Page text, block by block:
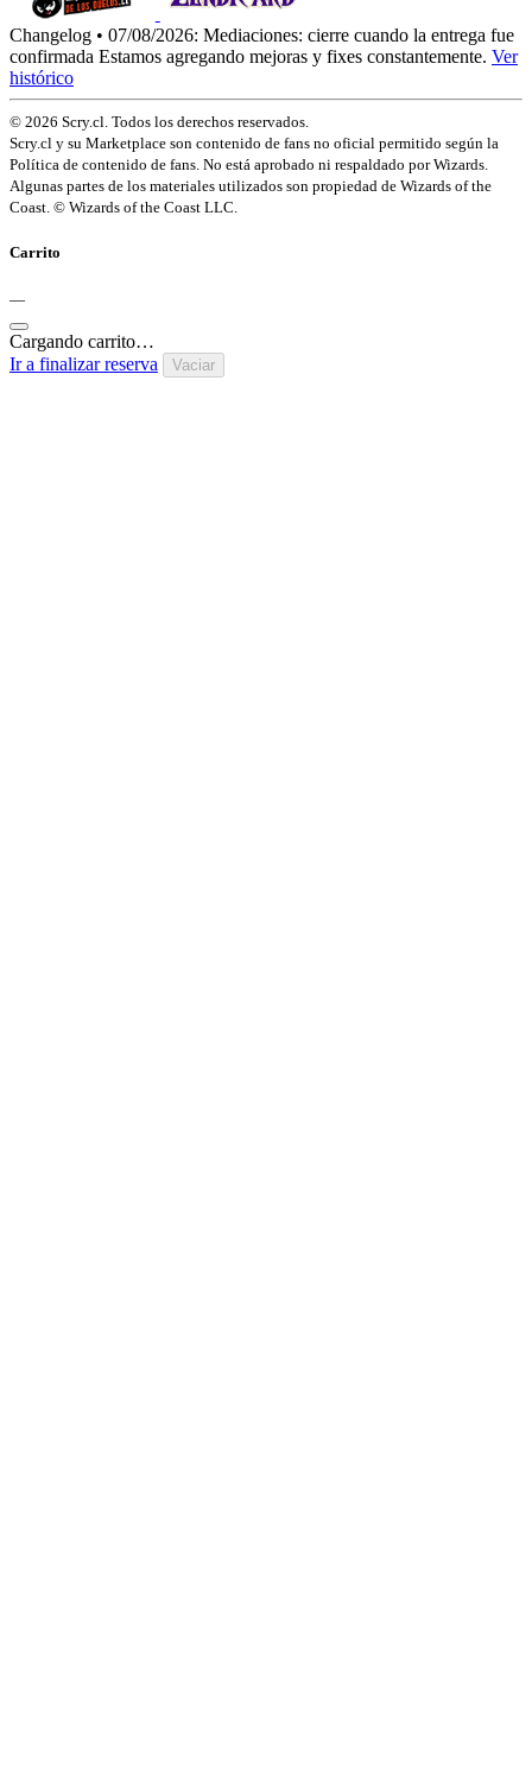
Changelog • 07/08/2026: Mediaciones: cierre cuando la entrega fue
confirmada Estamos agregando mejoras y fixes constantemente. Ver
histórico
© 2026 Scry.cl. Todos los derechos reservados.
Scry.cl y su Marketplace son contenido de fans no oficial permitido según la
Política de contenido de fans. No está aprobado ni respaldado por Wizards.
Algunas partes de los materiales utilizados son propiedad de Wizards of the
Coast. © Wizards of the Coast LLC.
Carrito
—
Cargando carrito…
Ir a finalizar reserva
Vaciar